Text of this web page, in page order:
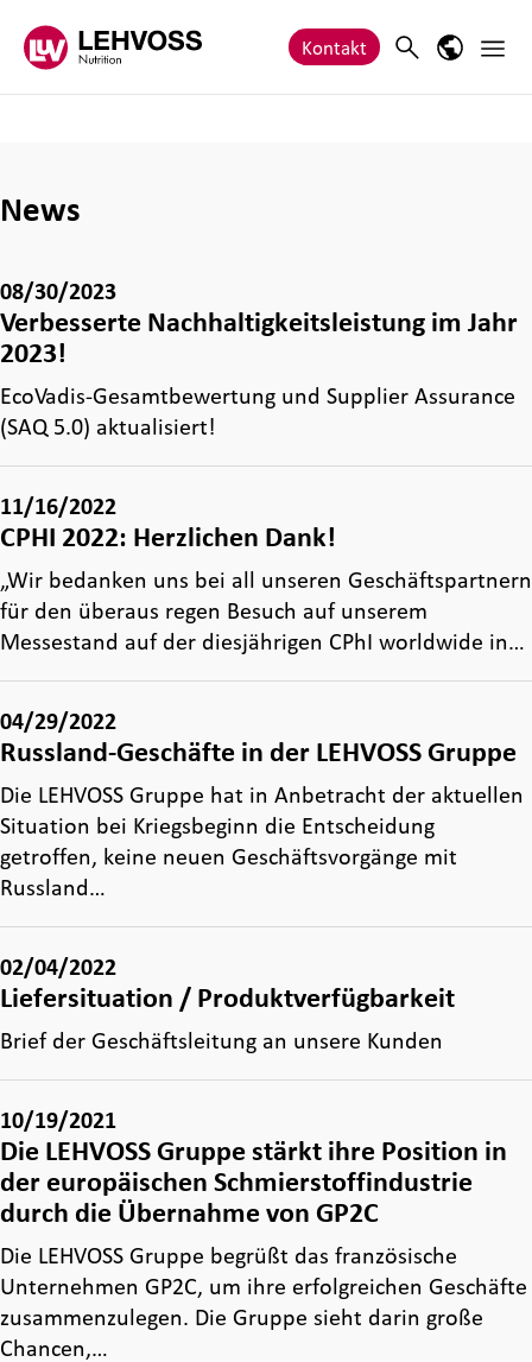
Kontakt SearchSprach-
News
08/30/2023
Verbesserte Nachhaltigkeitsleistung im Jahr
2023!
EcoVadis-Gesamtbewertung und Supplier Assurance
(SAQ 5.0) aktualisiert!
11/16/2022
CPHI 2022: Herzlichen Dank!
„Wir bedanken uns bei all unseren Geschäftspartnern
für den überaus regen Besuch auf unserem
Messestand auf der diesjährigen CPhI worldwide in…
04/29/2022
Russland-Geschäfte in der LEHVOSS Gruppe
Die LEHVOSS Gruppe hat in Anbetracht der aktuellen
Situation bei Kriegsbeginn die Entscheidung
getroffen, keine neuen Geschäftsvorgänge mit
Russland…
02/04/2022
Liefersituation / Produktverfügbarkeit
Brief der Geschäftsleitung an unsere Kunden
10/19/2021
Die LEHVOSS Gruppe stärkt ihre Position in
der europäischen Schmierstoffindustrie
durch die Übernahme von GP2C
Die LEHVOSS Gruppe begrüßt das französische
Unternehmen GP2C, um ihre erfolgreichen Geschäfte
zusammenzulegen. Die Gruppe sieht darin große
Chancen,…